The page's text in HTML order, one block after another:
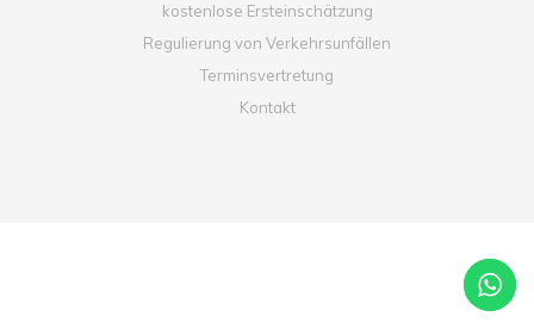
kostenlose Ersteinschätzung
Regulierung von Verkehrsunfällen
Terminsvertretung
Kontakt